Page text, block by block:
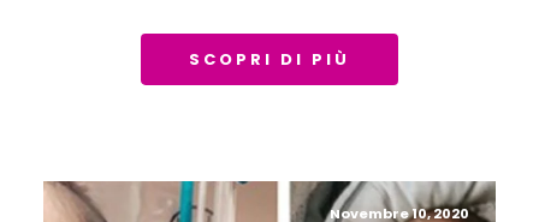
SCOPRI DI PIÙ
Novembre 10, 2020